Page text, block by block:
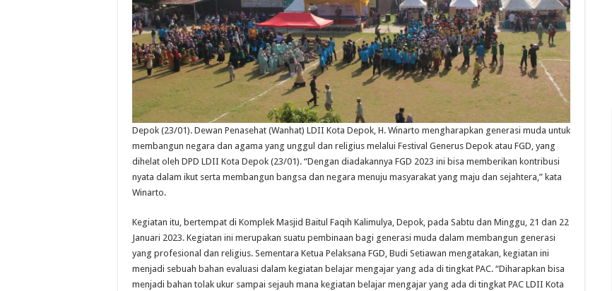
Depok (23/01). Dewan Penasehat (Wanhat) LDII Kota Depok, H. Winarto mengharapkan generasi muda untuk
membangun negara dan agama yang unggul dan religius melalui Festival Generus Depok atau FGD, yang
dihelat oleh DPD LDII Kota Depok (23/01). “Dengan diadakannya FGD 2023 ini bisa memberikan kontribusi
nyata dalam ikut serta membangun bangsa dan negara menuju masyarakat yang maju dan sejahtera,” kata
Winarto.
Kegiatan itu, bertempat di Komplek Masjid Baitul Faqih Kalimulya, Depok, pada Sabtu dan Minggu, 21 dan 22
Januari 2023. Kegiatan ini merupakan suatu pembinaan bagi generasi muda dalam membangun generasi
yang profesional dan religius. Sementara Ketua Pelaksana FGD, Budi Setiawan mengatakan, kegiatan ini
menjadi sebuah bahan evaluasi dalam kegiatan belajar mengajar yang ada di tingkat PAC. “Diharapkan bisa
menjadi bahan tolak ukur sampai sejauh mana kegiatan belajar mengajar yang ada di tingkat PAC LDII Kota